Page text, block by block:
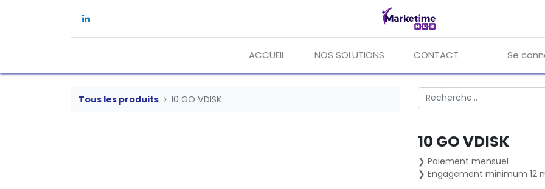
ACCUEIL NOS SOLUTIONS CONTACT Se
Tous les produits 10 GO VDISK
10 GO VDISK
❯ Paiement mensuel
❯ Engagement minimum 12